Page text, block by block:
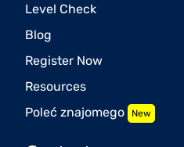
Level Check
Blog
Register Now
Resources
Poleć znajomego New